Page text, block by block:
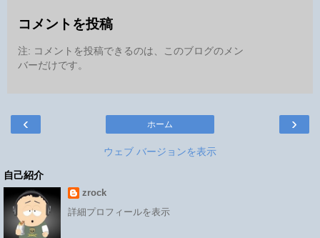
コメントを投稿
注: コメントを投稿できるのは、このブログのメン
バーだけです。
‹ ›
ホーム
ウェブ バージョンを表示
自己紹介
zrock
詳細プロフィールを表示